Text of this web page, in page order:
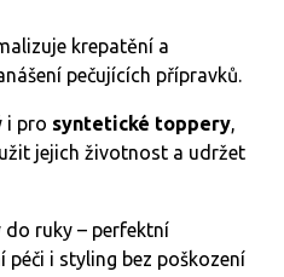
krepatění a
pečujících přípravků.
i pro syntetické toppery,
jejich životnost a udržet
ruky – perfektní
i styling bez poškození